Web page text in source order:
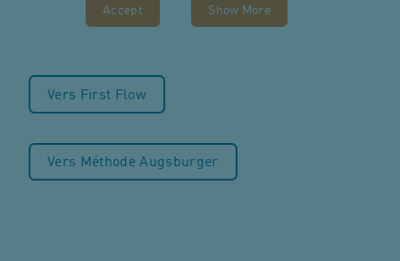
Accept Show More
Vers First Flow
Vers Méthode Augsburger